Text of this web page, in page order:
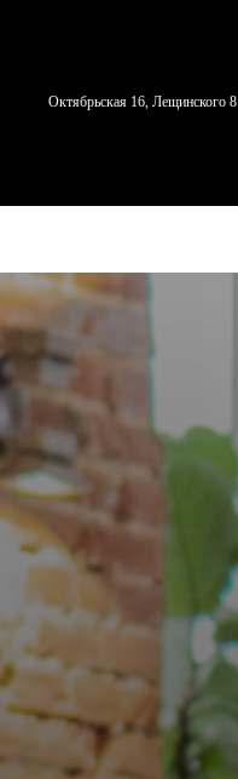
Октябрьская 16, Лещинского 8